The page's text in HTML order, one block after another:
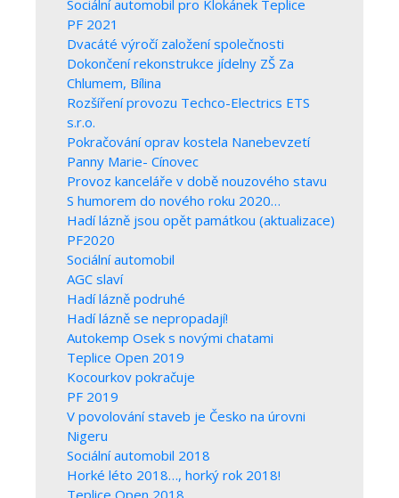
Sociální automobil pro Klokánek Teplice
PF 2021
Dvacáté výročí založení společnosti
Dokončení rekonstrukce jídelny ZŠ Za
Chlumem, Bílina
Rozšíření provozu Techco-Electrics ETS
s.r.o.
Pokračování oprav kostela Nanebevzetí
Panny Marie- Cínovec
Provoz kanceláře v době nouzového stavu
S humorem do nového roku 2020…
Hadí lázně jsou opět památkou (aktualizace)
PF2020
Sociální automobil
AGC slaví
Hadí lázně podruhé
Hadí lázně se nepropadají!
Autokemp Osek s novými chatami
Teplice Open 2019
Kocourkov pokračuje
PF 2019
V povolování staveb je Česko na úrovni
Nigeru
Sociální automobil 2018
Horké léto 2018…, horký rok 2018!
Teplice Open 2018